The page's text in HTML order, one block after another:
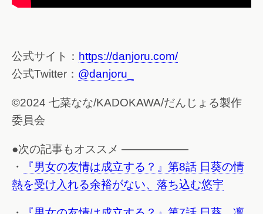
公式サイト： https://danjoru.com/
公式Twitter： @danjoru_
©2024 七菜なな/KADOKAWA/だんじょる製作
委員会
●次の記事もオススメ ——————
・
『男女の友情は成立する？』第8話 日葵の情
熱を受け入れる余裕がない、落ち込む悠宇